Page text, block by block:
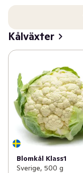
Kålväxter
Blomkål Klass1
Sverige, 500 g